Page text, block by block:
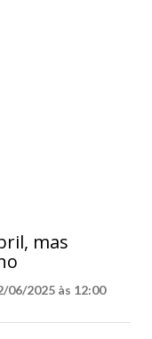
mas
06/2025 às 12:00